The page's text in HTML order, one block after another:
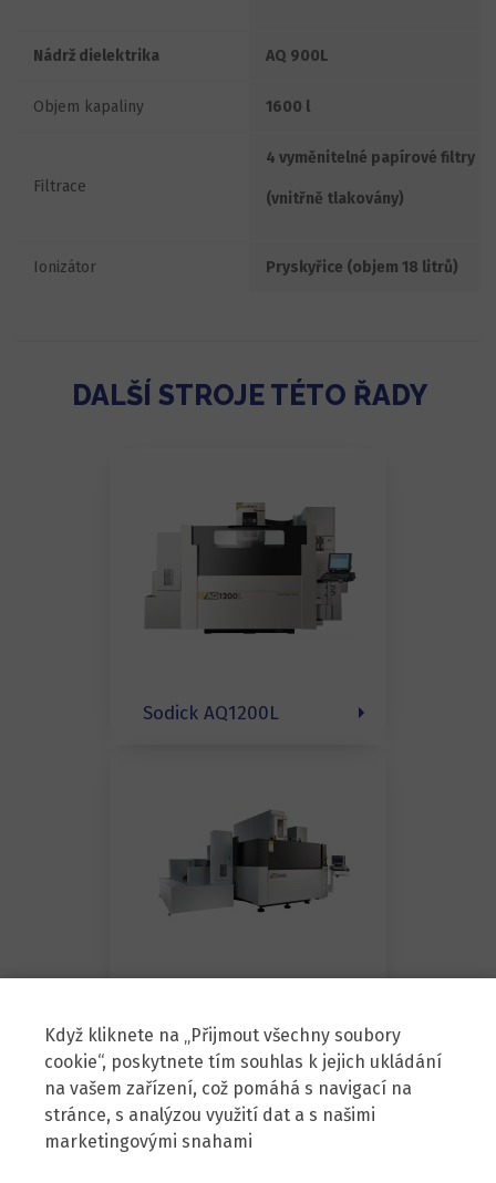
Nádrž dielektrika AQ 900L
Objem kapaliny 1600 l
Filtrace
4 vyměnitelné papírové filtry
(vnitřně tlakovány)
Ionizátor Pryskyřice (objem 18 litrů)
DALŠÍ STROJE TÉTO ŘADY
Sodick AQ1200L
Když kliknete na „Přijmout všechny soubory
cookie“, poskytnete tím souhlas k jejich ukládání
na vašem zařízení, což pomáhá s navigací na
stránce, s analýzou využití dat a s našimi
marketingovými snahami